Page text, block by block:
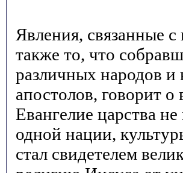
Явления, связанные
также то, что
различных народов
апостолов, говорит
Евангелие царства
одной нации,
стал свидетелем